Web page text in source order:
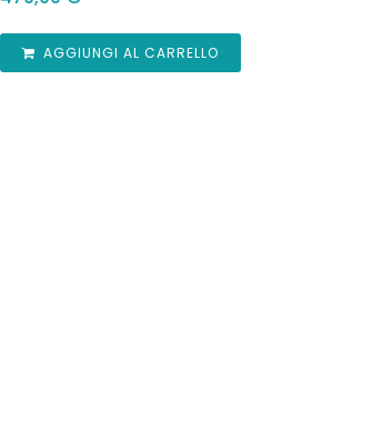
AGGIUNGI AL CARRELLO